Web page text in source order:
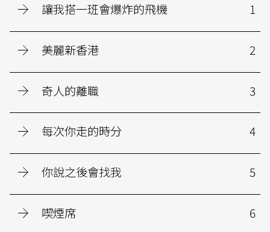
讓我搭一班會爆炸的飛機 1
美麗新香港 2
奇人的離職 3
每次你走的時分 4
你說之後會找我 5
喫煙席 6